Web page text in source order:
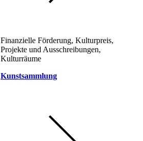
Finanzielle Förderung, Kulturpreis,
Projekte und Ausschreibungen,
Kulturräume
Kunstsammlung